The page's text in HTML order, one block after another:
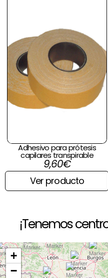
Adhesivo para prótesis
capilares transpirable
9,60€
Ver producto
¡Tenemos
+
−